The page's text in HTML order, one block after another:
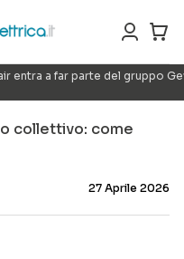
entra a far parte del gruppo
collettivo: come
27 Aprile 2026